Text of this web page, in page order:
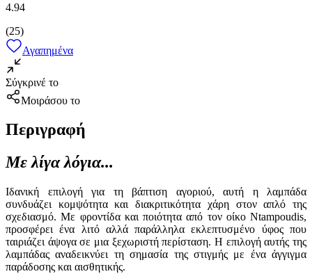
4.94
(25)
Αγαπημένα
Σύγκρινέ το
Μοιράσου το
Περιγραφή
Με λίγα λόγια...
Ιδανική επιλογή για τη βάπτιση αγοριού, αυτή η λαμπάδα
συνδυάζει κομψότητα και διακριτικότητα χάρη στον απλό της
σχεδιασμό. Με φροντίδα και ποιότητα από τον οίκο Ntampoudis,
προσφέρει ένα λιτό αλλά παράλληλα εκλεπτυσμένο ύφος που
ταιριάζει άψογα σε μια ξεχωριστή περίσταση. Η επιλογή αυτής της
λαμπάδας αναδεικνύει τη σημασία της στιγμής με ένα άγγιγμα
παράδοσης και αισθητικής.